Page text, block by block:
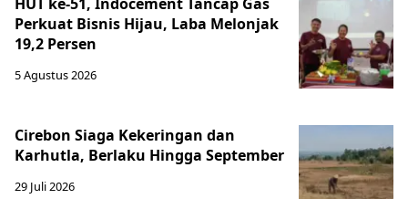
Perkuat Bisnis Hijau, Laba Melonjak
19,2 Persen
5 Agustus 2026
Cirebon Siaga Kekeringan dan
Karhutla, Berlaku Hingga September
29 Juli 2026